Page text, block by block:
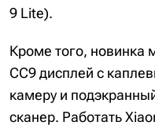
9 Lite).
Кроме того, новинка
CC9 дисплей с
камеру и
сканер. Работать